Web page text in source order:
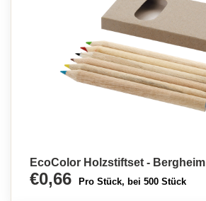
EcoColor Holzstiftset - Bergheim
€0,66 Pro Stück, bei 500 Stück